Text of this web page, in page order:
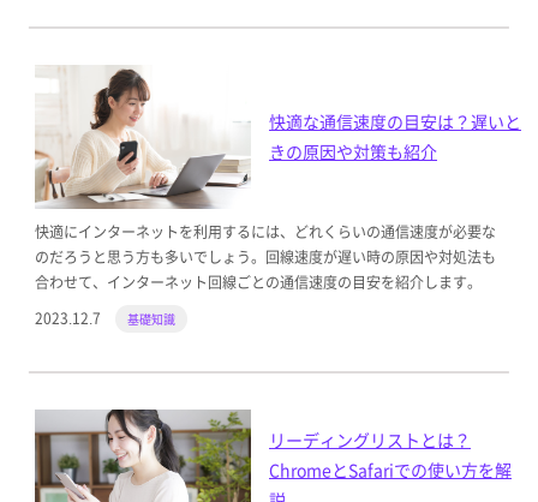
快適な通信速度の目安は？遅いと
きの原因や対策も紹介
快適にインターネットを利用するには、どれくらいの通信速度が必要な
のだろうと思う方も多いでしょう。回線速度が遅い時の原因や対処法も
合わせて、インターネット回線ごとの通信速度の目安を紹介します。
2023.12.7
基礎知識
リーディングリストとは？
ChromeとSafariでの使い方を解